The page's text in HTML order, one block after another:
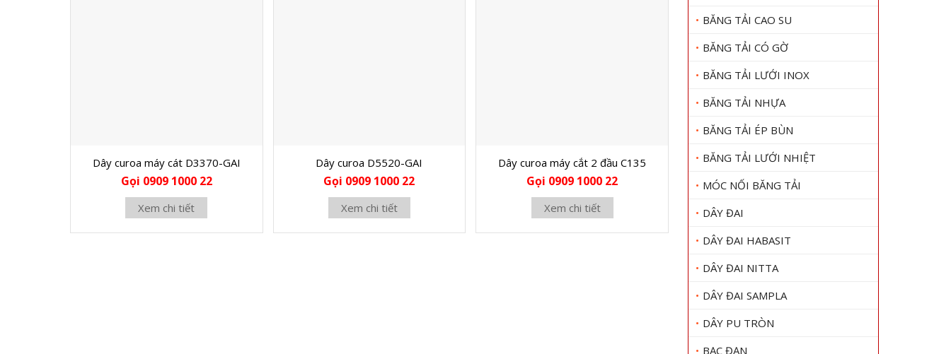
BĂNG TẢI CAO SU
BĂNG TẢI CÓ GỜ
BĂNG TẢI LƯỚI INOX
BĂNG TẢI NHỰA
BĂNG TẢI ÉP BÙN
BĂNG TẢI LƯỚI NHIỆT
MÓC NỐI BĂNG TẢI
DÂY ĐAI
DÂY ĐAI HABASIT
DÂY ĐAI NITTA
DÂY ĐAI SAMPLA
DÂY PU TRÒN
BẠC ĐẠN
Dây curoa máy cát D3370-GAI
Gọi 0909 1000 22
Xem chi tiết
Dây curoa D5520-GAI
Gọi 0909 1000 22
Xem chi tiết
Dây curoa máy cắt 2 đầu C135
Gọi 0909 1000 22
Xem chi tiết
Dây curoa T5-OPEN
Gọi 0909 1000 22